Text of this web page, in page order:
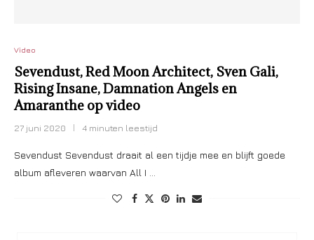
Video
Sevendust, Red Moon Architect, Sven Gali,
Rising Insane, Damnation Angels en
Amaranthe op video
27 juni 2020 4 minuten leestijd
Sevendust Sevendust draait al een tijdje mee en blijft goede
album afleveren waarvan All I …